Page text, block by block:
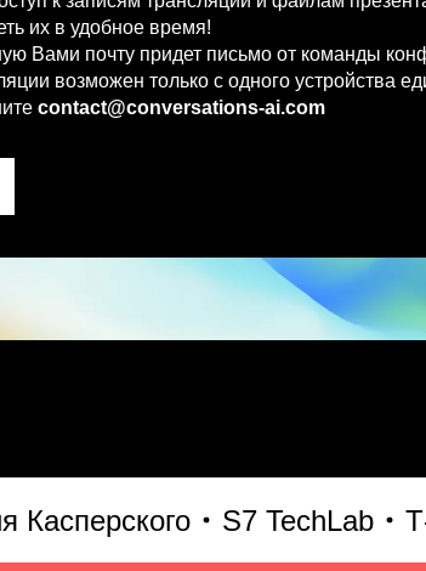
возможен только с одного устройства
contact@conversations-ai.co
S7 TechLab Т-